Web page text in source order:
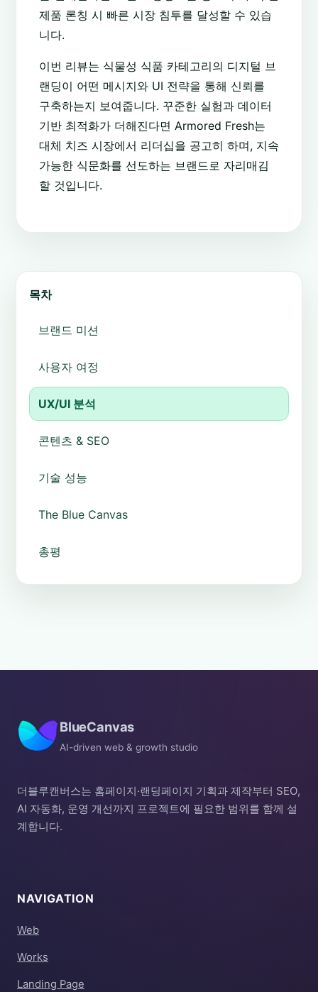
제품 론칭 시 빠른 시장 침투를 달성할 수 있습
니다.
이번 리뷰는 식물성 식품 카테고리의 디지털 브
랜딩이 어떤 메시지와 UI 전략을 통해 신뢰를
구축하는지 보여줍니다. 꾸준한 실험과 데이터
기반 최적화가 더해진다면 Armored Fresh는
대체 치즈 시장에서 리더십을 공고히 하며, 지속
가능한 식문화를 선도하는 브랜드로 자리매김
할 것입니다.
목차
브랜드 미션
사용자 여정
UX/UI 분석
콘텐츠 & SEO
기술 성능
The Blue Canvas
총평
BlueCanvas
AI-driven web & growth studio
더블루캔버스는 홈페이지·랜딩페이지 기획과 제작부터 SEO,
AI 자동화, 운영 개선까지 프로젝트에 필요한 범위를 함께 설
계합니다.
NAVIGATION
Web
Works
Landing Page